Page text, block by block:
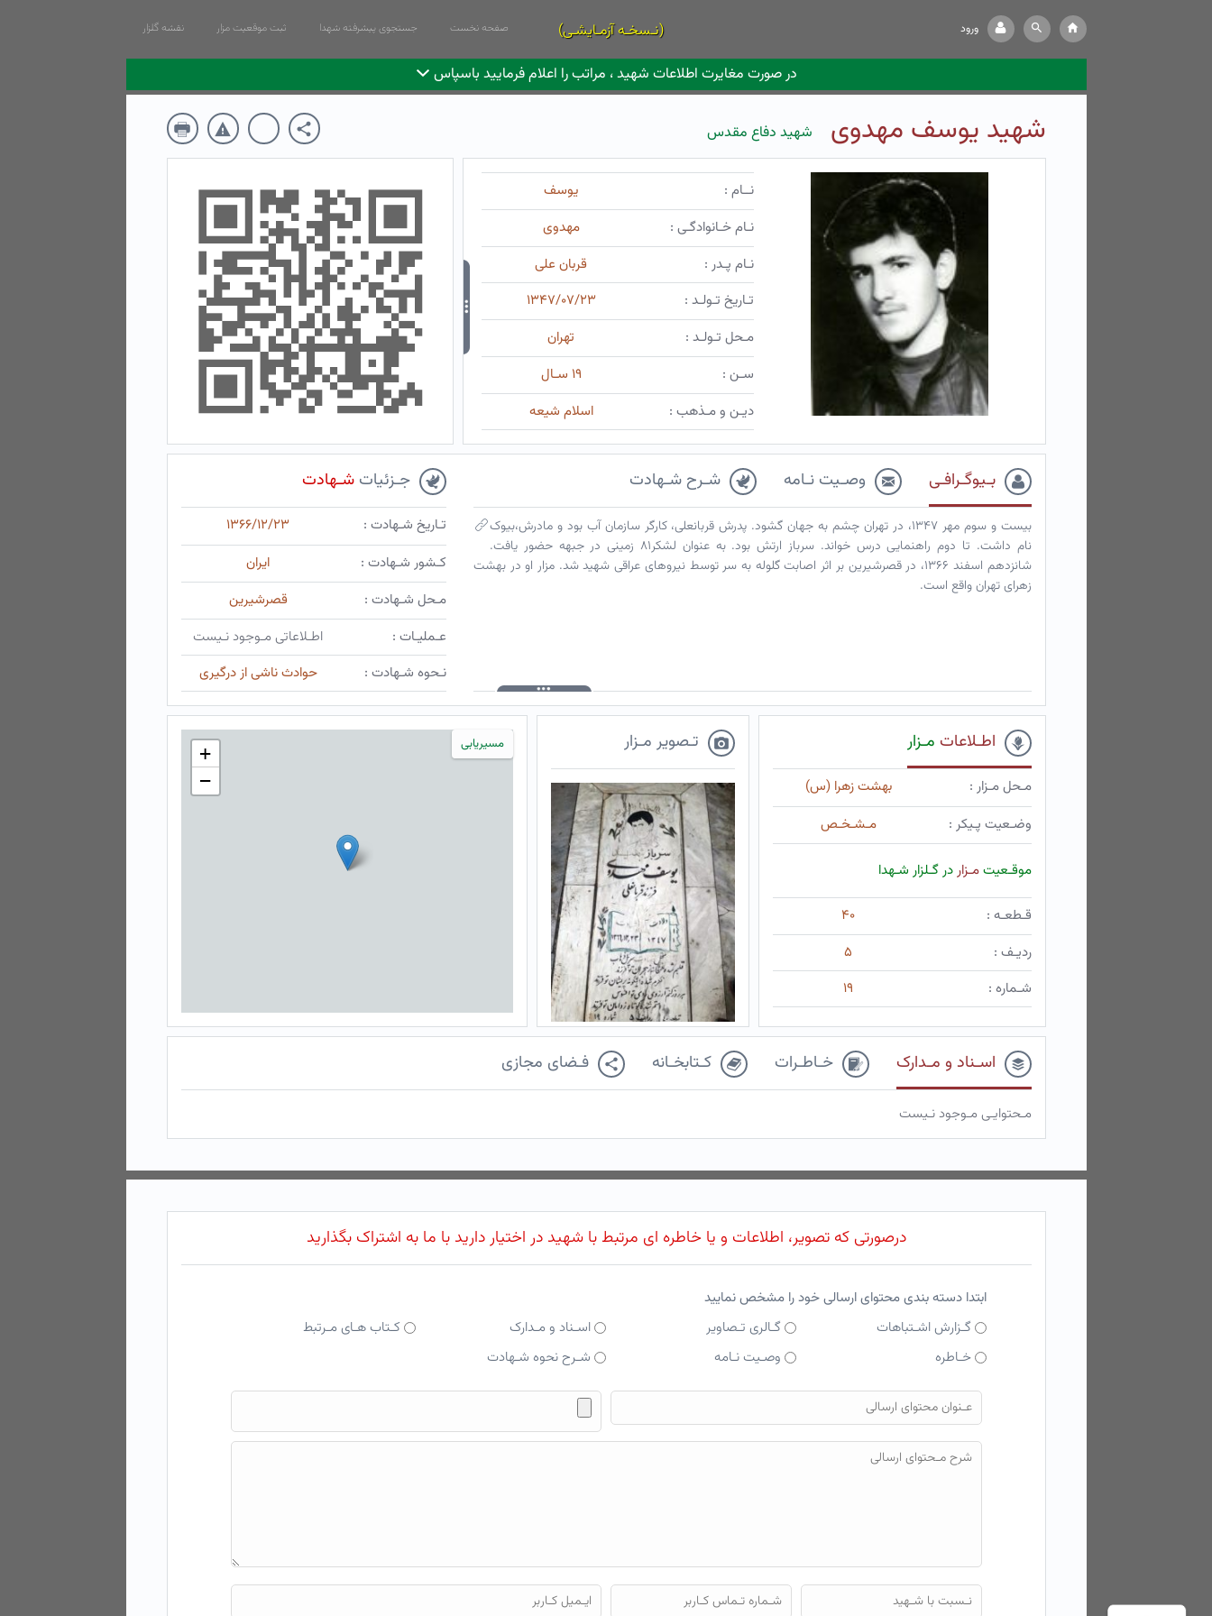
ورود (نـسخـه آزمـایشـی) صفحه نخست جستجوی پیشرفته شهدا ثبت موقعیت مزار نقشه گلزار
در صورت مغایرت اطلاعات شهید ، مراتب را اعلام فرمایید باسپاس
شهید یوسف مهدوی شهید دفاع مقدس
نــام :
یوسف
نـام خـانوادگـی :
مهدوی
نـام پـدر :
قربان علی
تـاریخ تـولـد :
۱۳۴۷/۰۷/۲۳
مـحل تـولـد :
تهران
سـن :
۱۹ سـال
دیـن و مـذهب :
اسلام شیعه
بـیوگـرافـی وصـیت نـامه شـرح شـهادت
بیست و سوم مهر ۱۳۴۷، در تهران چشم به جهان گشود. پدرش قربانعلی، کارگر سازمان آب بود و مادرش،بیوک
نام داشت. تا دوم راهنمایی درس خواند. سرباز ارتش بود. به عنوان لشکر۸۱ زمینی در جبهه حضور یافت.
شانزدهم اسفند ۱۳۶۶، در قصرشیرین بر اثر اصابت گلوله به سر توسط نیروهای عراقی شهید شد. مزار او در بهشت
زهرای تهران واقع است.
جـزئیاتشـهادت
تـاریخ شـهادت :
۱۳۶۶/۱۲/۲۳
کـشور شـهادت :
ایران
مـحل شـهادت :
قصرشیرین
عـملیـات :
اطـلاعاتی مـوجود نـیست
نـحوه شـهادت :
حوادث ناشی از درگیری
اطـلاعات مـزار
مـحل مـزار :
بهشت زهرا (س)
وضـعیت پـیکر :
مـشـخـص
موقـعیتمـزاردر گـلزار شـهدا
قـطعـه :
۴۰
ردیـف :
۵
شـماره :
۱۹
تـصویر مـزار مسیریابی
+
−
اسـناد و مـدارک خـاطـرات کـتابخـانه فـضای مجازی
مـحتوایـی مـوجود نـیست
درصورتی که تصویر، اطلاعات و یا خاطره ای مرتبط با شهید در اختیار دارید با ما به اشتراک بگذارید
ابتدا دسته بندی محتوای ارسالی خود را مشخص نمایید
گـزارش اشـتباهات
گـالری تـصاویر اسـناد و مـدارک
کـتاب هـای مـرتبط
خـاطره
وصـیت نـامه شـرح نحوه شـهادت
فایل محتوای ارسالی